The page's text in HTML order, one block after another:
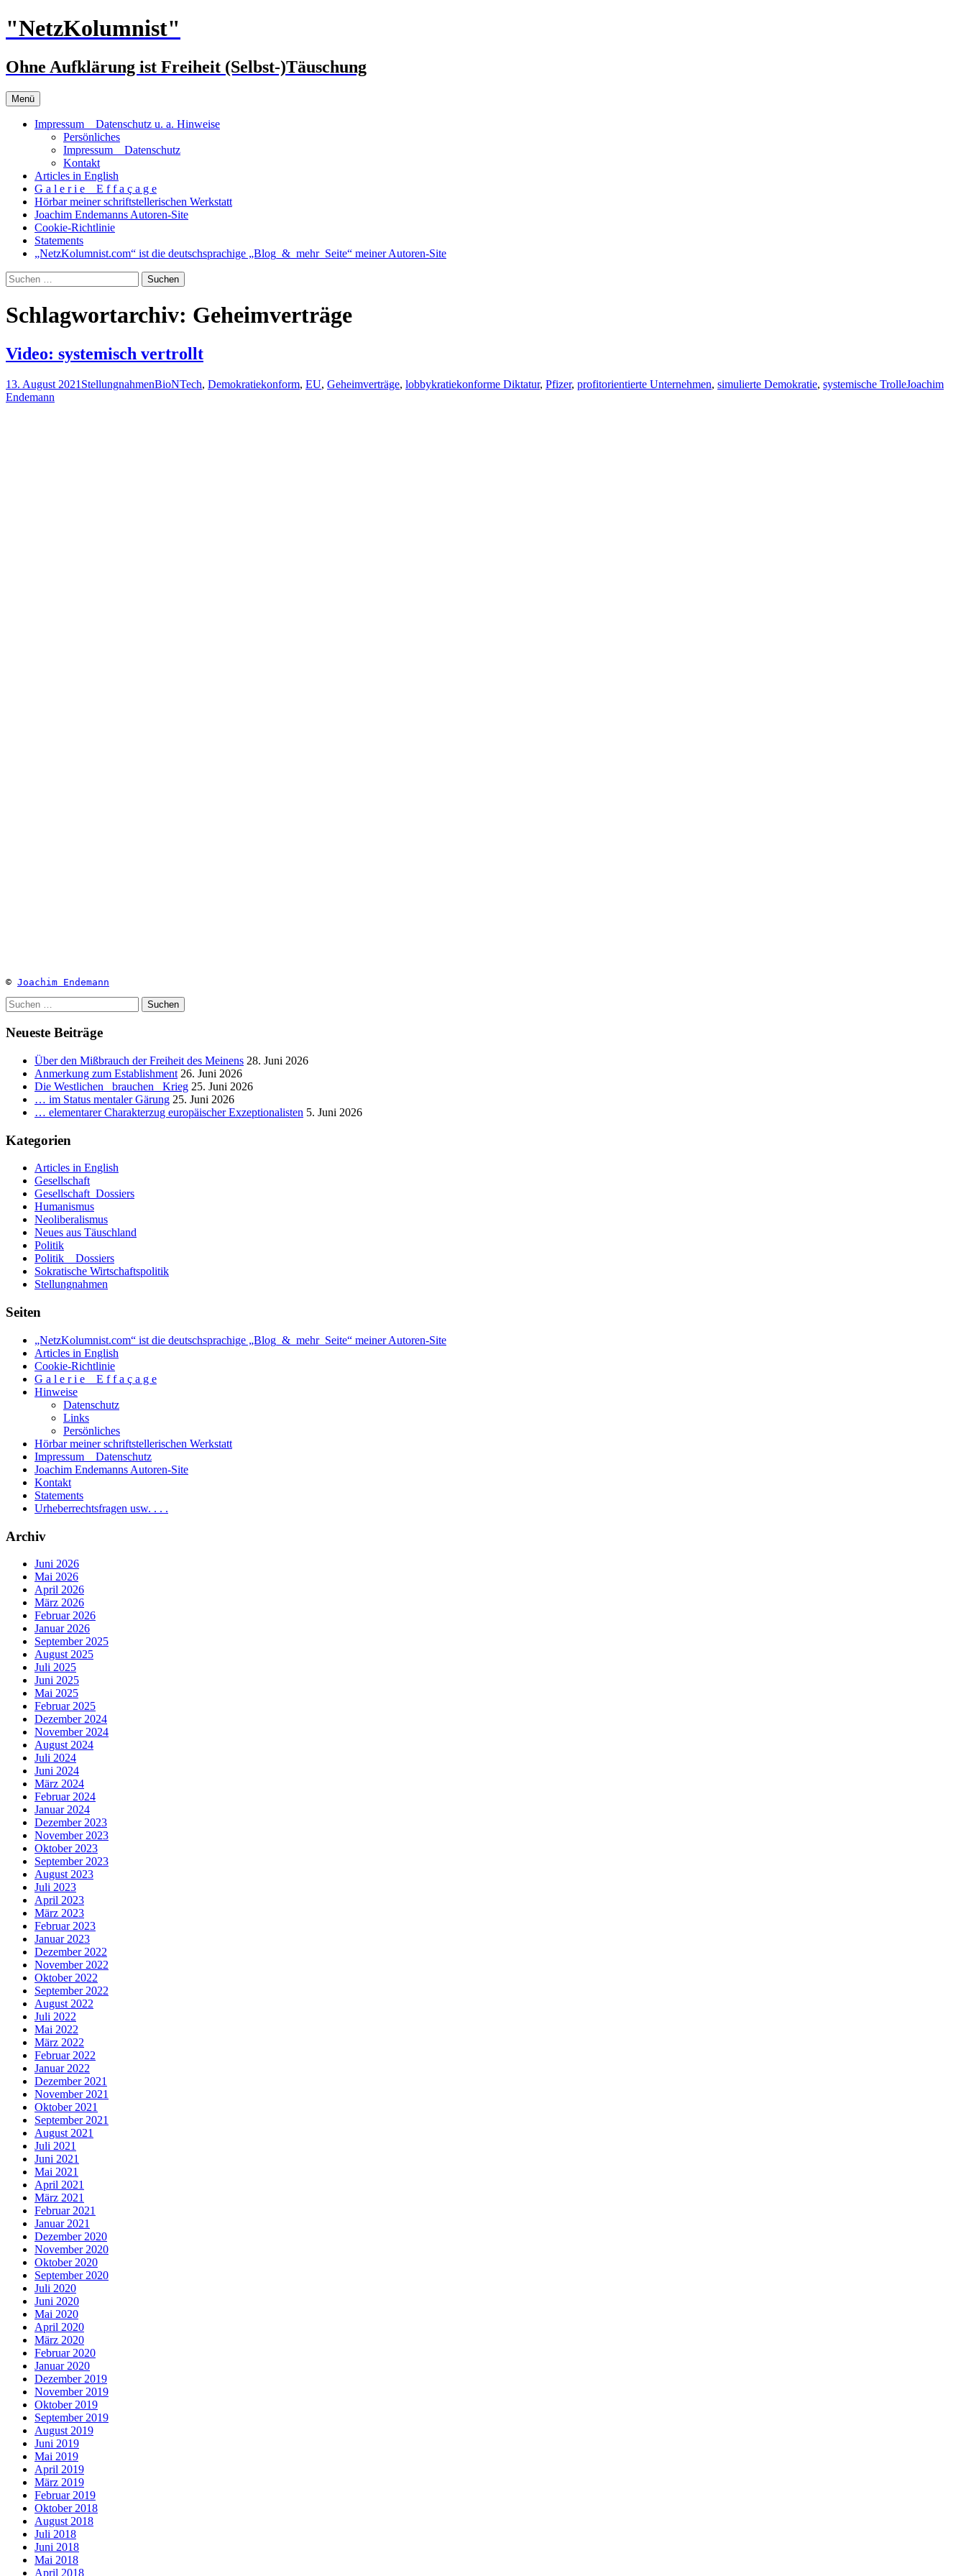
Zum
Inhalt
"NetzKolumnist"
Ohne Aufklärung ist Freiheit (Selbst-)Täuschung
Menü
Impressum _ Datenschutz u. a. Hinweise
Persönliches
Impressum _ Datenschutz
Kontakt
Articles in English
G a l e r i e _ E f f a ç a g e
Hörbar meiner schriftstellerischen Werkstatt
Joachim Endemanns Autoren-Site
Cookie-Richtlinie
Statements
„NetzKolumnist.com“ ist die deutschsprachige „Blog_&_mehr_Seite“ meiner Autoren-Site
Suchen
nach:
Schlagwortarchiv: Geheimverträge
Video: systemisch vertrollt
13. August 2021 StellungnahmenBioNTech, Demokratiekonform, EU, Geheimverträge, lobbykratiekonforme Diktatur, Pfizer, profitorientierte Unternehmen, simulierte Demokratie, systemische TrolleJoachim
Endemann
© Joachim Endemann
Suchen
nach:
Neueste Beiträge
Über den Mißbrauch der Freiheit des Meinens 28. Juni 2026
Anmerkung zum Establishment 26. Juni 2026
Die Westlichen _brauchen_ Krieg 25. Juni 2026
… im Status mentaler Gärung 25. Juni 2026
… elementarer Charakterzug europäischer Exzeptionalisten 5. Juni 2026
Kategorien
Articles in English
Gesellschaft
Gesellschaft_Dossiers
Humanismus
Neoliberalismus
Neues aus Täuschland
Politik
Politik _ Dossiers
Sokratische Wirtschaftspolitik
Stellungnahmen
Seiten
„NetzKolumnist.com“ ist die deutschsprachige „Blog_&_mehr_Seite“ meiner Autoren-Site
Articles in English
Cookie-Richtlinie
G a l e r i e _ E f f a ç a g e
Hinweise
Datenschutz
Links
Persönliches
Hörbar meiner schriftstellerischen Werkstatt
Impressum _ Datenschutz
Joachim Endemanns Autoren-Site
Kontakt
Statements
Urheberrechtsfragen usw. . . .
Archiv
Juni 2026
Mai 2026
April 2026
März 2026
Februar 2026
Januar 2026
September 2025
August 2025
Juli 2025
Juni 2025
Mai 2025
Februar 2025
Dezember 2024
November 2024
August 2024
Juli 2024
Juni 2024
März 2024
Februar 2024
Januar 2024
Dezember 2023
November 2023
Oktober 2023
September 2023
August 2023
Juli 2023
April 2023
März 2023
Februar 2023
Januar 2023
Dezember 2022
November 2022
Oktober 2022
September 2022
August 2022
Juli 2022
Mai 2022
März 2022
Februar 2022
Januar 2022
Dezember 2021
November 2021
Oktober 2021
September 2021
August 2021
Juli 2021
Juni 2021
Mai 2021
April 2021
März 2021
Februar 2021
Januar 2021
Dezember 2020
November 2020
Oktober 2020
September 2020
Juli 2020
Juni 2020
Mai 2020
April 2020
März 2020
Februar 2020
Januar 2020
Dezember 2019
November 2019
Oktober 2019
September 2019
August 2019
Juni 2019
Mai 2019
April 2019
März 2019
Februar 2019
Oktober 2018
August 2018
Juli 2018
Juni 2018
Mai 2018
April 2018